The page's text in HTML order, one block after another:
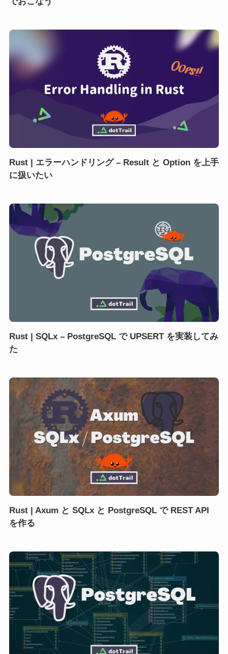
Rust | エラーハンドリング – Result と Option を上手
に扱いたい
Rust | SQLx – PostgreSQL で UPSERT を実装してみ
た
Rust | Axum と SQLx と PostgreSQL で REST API
を作る